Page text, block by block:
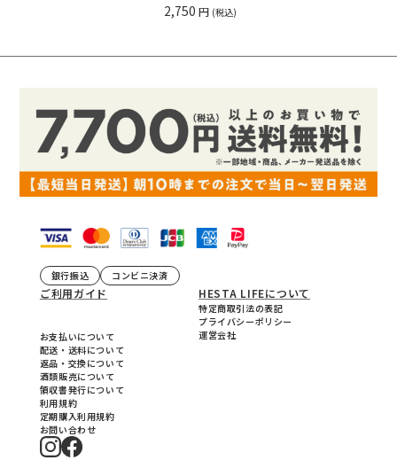
2,750円 (税込)
銀行振込 コンビニ決済
ご利用ガイド
お支払いについて
配送・送料について
返品・交換について
酒類販売について
領収書発行について
利用規約
定期購入利用規約
お問い合わせ
HESTA LIFEについて
特定商取引法の表記
プライバシーポリシー
運営会社